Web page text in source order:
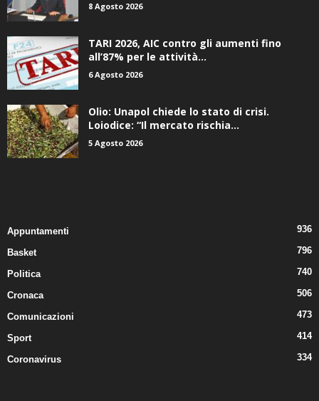
8 Agosto 2026
TARI 2026, AIC contro gli aumenti fino
all’87% per le attività...
6 Agosto 2026
Olio: Unapol chiede lo stato di crisi.
Loiodice: “Il mercato rischia...
5 Agosto 2026
Appuntamenti 936
Basket 796
Politica 740
Cronaca 506
Comunicazioni 473
Sport 414
Coronavirus 334